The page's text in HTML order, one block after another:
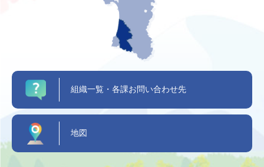
組織一覧・各課お問い合わせ先
地図